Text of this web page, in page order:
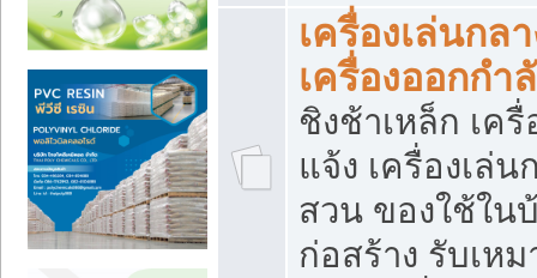
เครื่องเล่นกล
เครื่องออกกำ
ชิงช้าเหล็ก เค
แจ้ง เครื่องเล่น
สวน ของใช้ใน
ก่อสร้าง รับเห